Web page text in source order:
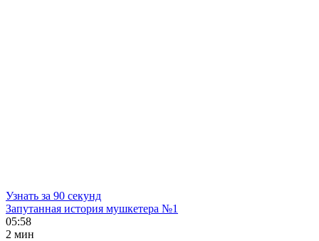
Узнать за 90 секунд
Запутанная история мушкетера №1
05:58
2 мин